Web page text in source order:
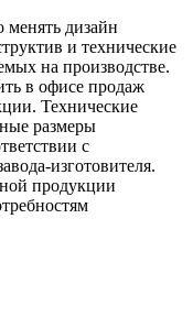
менять дизайн
и технические
на производстве.
в офисе продаж
Технические
размеры
с
изготовителя.
продукции